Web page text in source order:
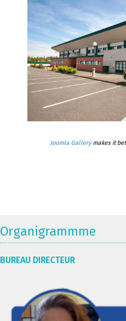
Joomla Gallerymakes it
Organigrammme
BUREAU DIRECTEUR